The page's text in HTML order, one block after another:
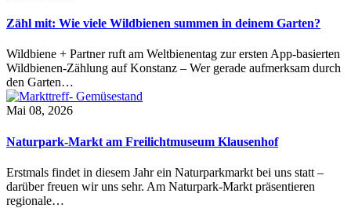
Zähl mit: Wie viele Wildbienen summen in deinem Garten?
Wildbiene + Partner ruft am Weltbienentag zur ersten App-basierten
Wildbienen-Zählung auf Konstanz – Wer gerade aufmerksam durch
den Garten…
Mai 08, 2026
Naturpark-Markt am Freilichtmuseum Klausenhof
Erstmals findet in diesem Jahr ein Naturparkmarkt bei uns statt –
darüber freuen wir uns sehr. Am Naturpark-Markt präsentieren
regionale…